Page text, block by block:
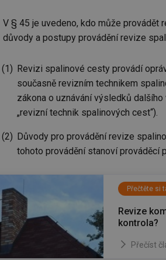
V § 45 je uvedeno, kdo může provádět
důvody a postupy provádění revize
Revizi spalinové cesty provádí
současně revizním technikem
zákona o uznávání výsledků dalšího
„revizní technik spalinových cest“).
Důvody pro provádění revize
tohoto provádění stanoví prováděcí
Přečtěte si
Revize
kontrola?
Přečíst